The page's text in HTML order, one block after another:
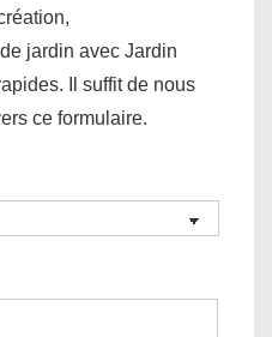
jardin avec Jardin
Il suffit de nous
ce formulaire.